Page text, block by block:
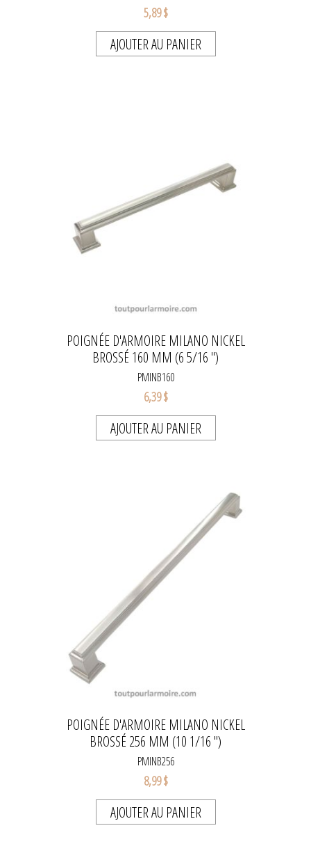
5,89 $
AJOUTER AU PANIER
POIGNÉE D'ARMOIRE MILANO NICKEL
BROSSÉ 160 MM (6 5/16 '')
PMINB160
6,39 $
AJOUTER AU PANIER
POIGNÉE D'ARMOIRE MILANO NICKEL
BROSSÉ 256 MM (10 1/16 '')
PMINB256
8,99 $
AJOUTER AU PANIER